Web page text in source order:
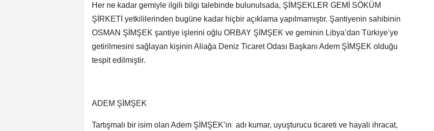
Her ne kadar gemiyle ilgili bilgi talebinde bulunulsada, ŞİMŞEKLER GEMİ SÖKÜM
ŞİRKETİ yetkililerinden bugüne kadar hiçbir açıklama yapılmamıştır. Şantiyenin sahibinin
OSMAN ŞİMŞEK şantiye işlerini oğlu ORBAY ŞİMŞEK ve geminin Libya’dan Türkiye’ye
getirilmesini sağlayan kişinin Aliağa Deniz Ticaret Odası Başkanı Adem ŞİMŞEK olduğu
tespit edilmiştir.
ADEM ŞİMŞEK
Tartışmalı bir isim olan Adem ŞİMŞEK’in adı kumar, uyuşturucu ticareti ve hayali ihracat,